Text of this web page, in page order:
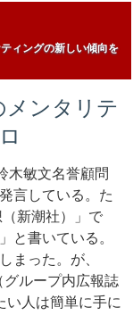
ィングの新しい傾向を
メンタリテ
敏文名誉顧問
言している。た
新潮社）」で
と書いている。
まった。が、
ループ内広報誌
い人は簡単に手に